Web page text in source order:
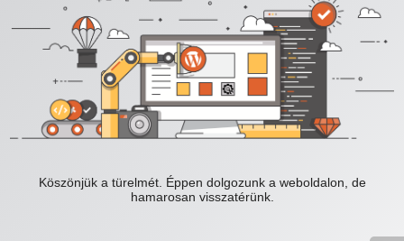
Köszönjük a türelmét. Éppen dolgozunk a weboldalon, de
hamarosan visszatérünk.